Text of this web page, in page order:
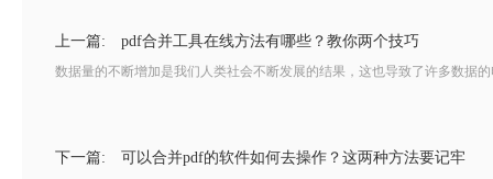
上一篇: pdf合并工具在线方法有哪些？教你两个技巧
数据量的不断增加是我们人类社会不断发展的结果，这也导致了许多数据
下一篇: 可以合并pdf的软件如何去操作？这两种方法要记牢